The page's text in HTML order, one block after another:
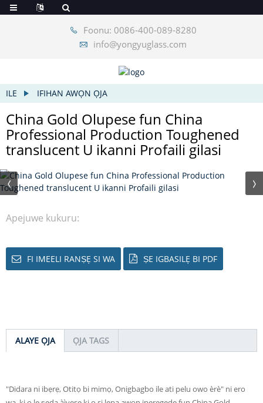
Foonu: 0086-400-089-8280
info@yongyuglass.com
ILE IFIHAN AWỌN ỌJA
China Gold Olupese fun China
Professional Production Toughened
translucent U ikanni Profaili gilasi
Apejuwe kukuru:
FI IMEELI RANṢẸ SI WA ṢE IGBASILẸ BI PDF
ALAYE ỌJA ỌJA TAGS
"Didara ni ibẹrẹ, Otitọ bi mimọ, Onigbagbo ile ati pelu owo èrè" ni ero